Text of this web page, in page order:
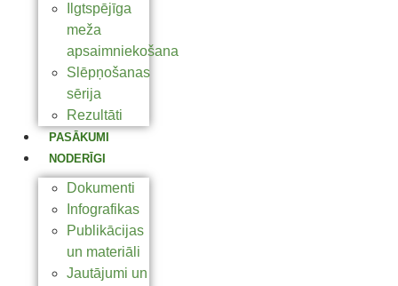
Ilgtspējīga
meža
apsaimniekošana
Slēpņošanas
sērija
Rezultāti
PASĀKUMI
NODERĪGI
Dokumenti
Infografikas
Publikācijas
un materiāli
Jautājumi un